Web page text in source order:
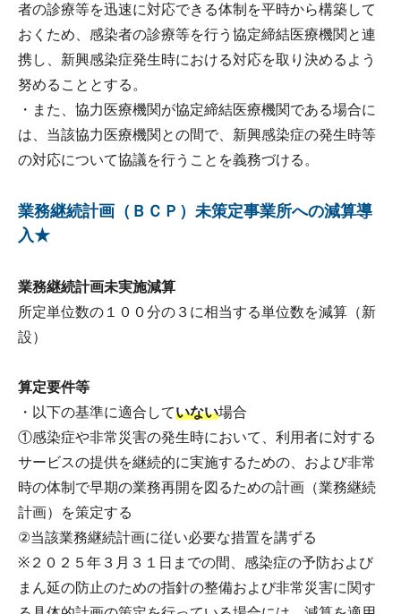
者の診療等を迅速に対応できる体制を平時から構築して
おくため、感染者の診療等を行う協定締結医療機関と連
携し、新興感染症発生時における対応を取り決めるよう
努めることとする。
・また、協力医療機関が協定締結医療機関である場合に
は、当該協力医療機関との間で、新興感染症の発生時等
の対応について協議を行うことを義務づける。
業務継続計画（ＢＣＰ）未策定事業所への減算導
入★
業務継続計画未実施減算
所定単位数の１００分の３に相当する単位数を減算（新
設）
算定要件等
・以下の基準に適合していない場合
①感染症や非常災害の発生時において、利用者に対する
サービスの提供を継続的に実施するための、および非常
時の体制で早期の業務再開を図るための計画（業務継続
計画）を策定する
②当該業務継続計画に従い必要な措置を講ずる
※２０２５年３月３１日までの間、感染症の予防および
まん延の防止のための指針の整備および非常災害に関す